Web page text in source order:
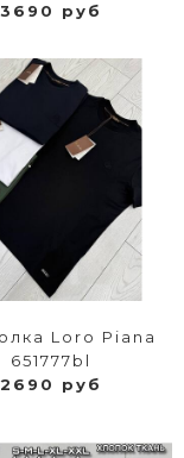
3690 руб
Loro Piana
651777bl
2690 руб